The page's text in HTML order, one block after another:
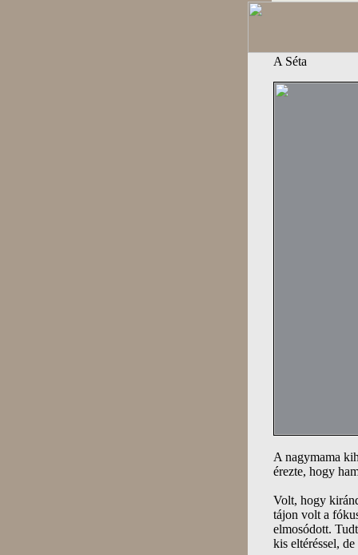
A Séta
A nagymama
érezte, hogy
Volt, hogy
tájon volt a
elmosódott.
kis eltéréssel,